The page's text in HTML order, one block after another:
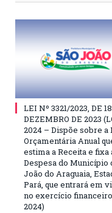
LEI Nº 3321/2023, DE
DEZEMBRO DE 2023
2024 – Dispõe sobre a
Orçamentária Anual
estima a Receita e fixa
Despesa do Município
João do Araguaia,
Pará, que entrará em
no exercício
2024)